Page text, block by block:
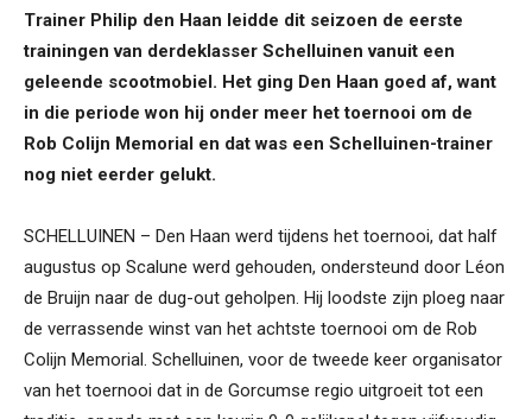
Trainer Philip den Haan leidde dit seizoen de eerste
trainingen van derdeklasser Schelluinen vanuit een
geleende scootmobiel. Het ging Den Haan goed af, want
in die periode won hij onder meer het toernooi om de
Rob Colijn Memorial en dat was een Schelluinen-trainer
nog niet eerder gelukt.
SCHELLUINEN – Den Haan werd tijdens het toernooi, dat half
augustus op Scalune werd gehouden, ondersteund door Léon
de Bruijn naar de dug-out geholpen. Hij loodste zijn ploeg naar
de verrassende winst van het achtste toernooi om de Rob
Colijn Memorial. Schelluinen, voor de tweede keer organisator
van het toernooi dat in de Gorcumse regio uitgroeit tot een